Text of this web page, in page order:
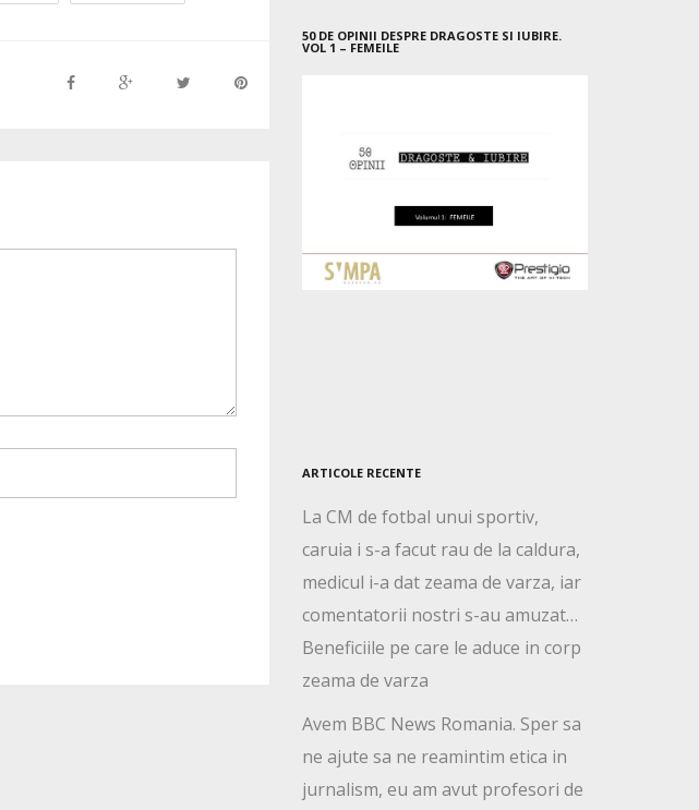
50 DE OPINII DESPRE DRAGOSTE SI IUBIRE.
VOL 1 – FEMEILE
ARTICOLE RECENTE
La CM de fotbal unui sportiv,
caruia i s-a facut rau de la caldura,
medicul i-a dat zeama de varza, iar
comentatorii nostri s-au amuzat…
Beneficiile pe care le aduce in corp
zeama de varza
Avem BBC News Romania. Sper sa
ne ajute sa ne reamintim etica in
jurnalism, eu am avut profesori de